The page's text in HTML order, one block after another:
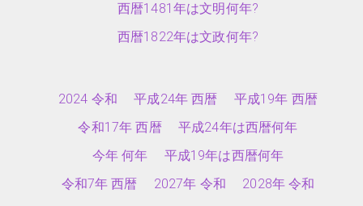
西暦1481年は文明何年?
西暦1822年は文政何年?
2024 令和 平成24年 西暦
平成19年 西暦
令和17年 西暦
平成24年は西暦何年
今年 何年
平成19年は西暦何年
令和7年 西暦
2027年 令和 2028年 令和